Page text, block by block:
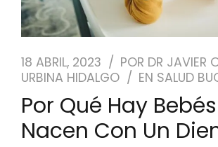
BLOG
PEDIR CITA
18 ABRIL, 2023 POR DR JAVIER
URBINA HIDALGO
EN SALUD
Por Qué Hay
Nacen Con Un